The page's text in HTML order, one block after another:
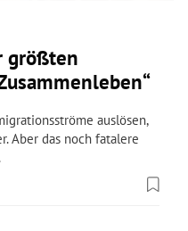
größten
auslösen,
Aber das noch fatalere